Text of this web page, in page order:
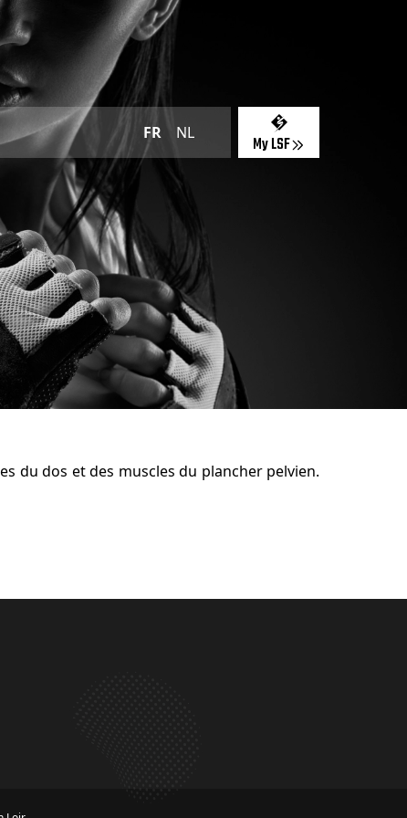
FR NL
My LSF
du dos et des muscles du plancher pelvien.